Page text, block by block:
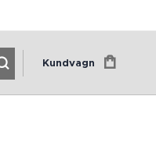
Kundvagn